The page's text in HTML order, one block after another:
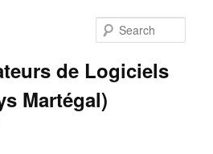
de Logiciels
Martégal)